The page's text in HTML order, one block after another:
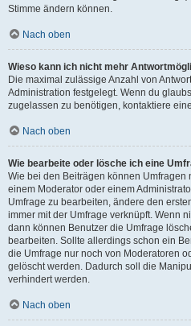
Stimme ändern können.
Nach oben
Wieso kann ich nicht mehr
Die maximal zulässige Anzahl von
Administration festgelegt. Wenn du
zugelassen zu benötigen, kontaktiere
Nach oben
Wie bearbeite oder lösche ich eine
Wie bei den Beiträgen können Umfragen
einem Moderator oder einem
Umfrage zu bearbeiten, ändere den
immer mit der Umfrage verknüpft. Wenn
dann können Benutzer die Umfrage
bearbeiten. Sollte allerdings schon ein
die Umfrage nur noch von Moderatoren
gelöscht werden. Dadurch soll die
verhindert werden.
Nach oben